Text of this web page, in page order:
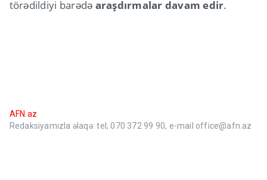
törədildiyi barədə araşdırmalar davam edir.
AFN.az
Redaksiyamızla əlaqə: tel; 070 372 99 90, e-mail office@afn.az